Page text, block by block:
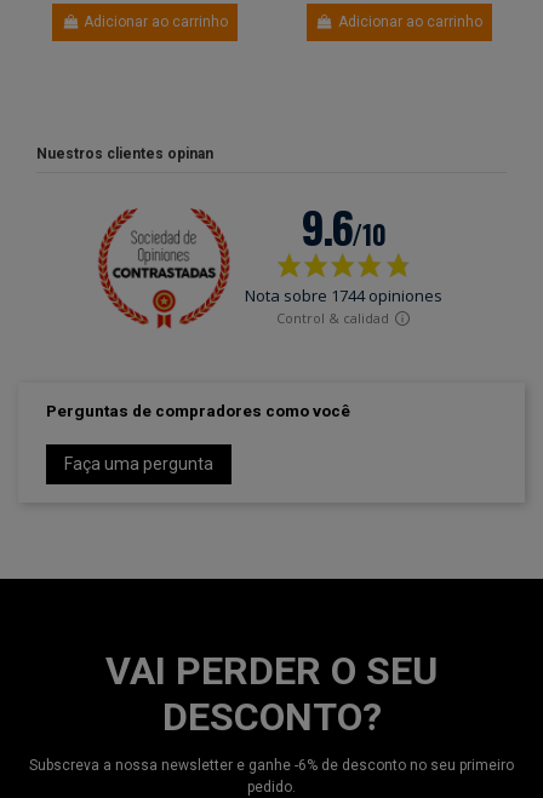
Adicionar ao carrinho Adicionar ao carrinho
Nuestros clientes opinan
Perguntas de compradores como você
Faça uma pergunta
VAI PERDER O SEU
DESCONTO?
Subscreva a nossa newsletter e ganhe -6% de desconto no seu primeiro
pedido.